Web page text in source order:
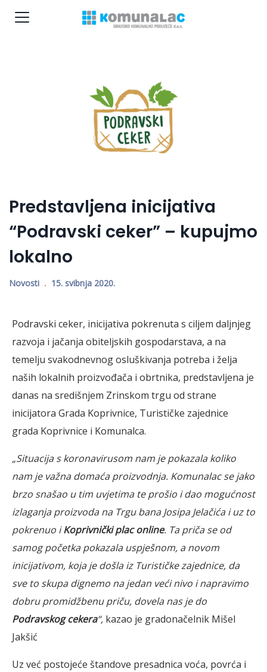
Predstavljena inicijativa
“Podravski ceker” – kupujmo
lokalno
Novosti 15. svibnja 2020.
Podravski ceker, inicijativa pokrenuta s ciljem daljnjeg
razvoja i jačanja obiteljskih gospodarstava, a na
temelju svakodnevnog osluškivanja potreba i želja
naših lokalnih proizvođača i obrtnika, predstavljena je
danas na središnjem Zrinskom trgu od strane
inicijatora Grada Koprivnice, Turističke zajednice
grada Koprivnice i Komunalca.
„Situacija s koronavirusom nam je pokazala koliko
nam je važna domaća proizvodnja. Komunalac se jako
brzo snašao u tim uvjetima te prošio i dao mogućnost
izlaganja proizvoda na Trgu bana Josipa Jelačića i uz to
pokrenuo iKoprivnički plac online. Ta priča se od
samog početka pokazala uspješnom, a novom
inicijativom, koja je došla iz Turističke zajednice, da
sve to skupa dignemo na jedan veći nivo i napravimo
dobru promidžbenu priču, dovela nas je do
Podravskog cekera“, kazao je gradonačelnik Mišel
Jakšić
Uz već postojeće štandove presadnica voća, povrća i